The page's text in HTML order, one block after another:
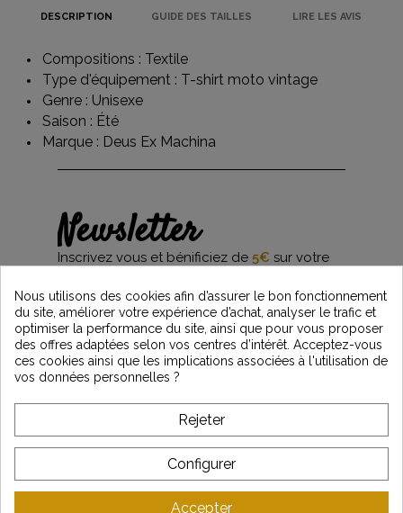
DESCRIPTION GUIDE DES TAILLES LIRE LES AVIS
Compositions : Textile
Type d'équipement : T-shirt moto vintage
Genre : Unisexe
Saison : Été
Marque : Deus Ex Machina
Newsletter
Inscrivez vous et bénificiez de 5€ sur votre
et restez informés des dernières nouveautés
Vintage Motors
*Dès 99€ d'achat. En vous abonnant à notre newsletter, vous reconnaissez avoir pris
l'acceptez.
A PROPOS DE VINTAGE
SERVICE CLIENT
Nous utilisons des cookies afin d’assurer le bon fonctionnement
du site, améliorer votre expérience d’achat, analyser le trafic et
optimiser la performance du site, ainsi que pour vous proposer
des offres adaptées selon vos centres d’intérêt. Acceptez-vous
ces cookies ainsi que les implications associées à l'utilisation de
vos données personnelles ?
Rejeter
Configurer
Accepter